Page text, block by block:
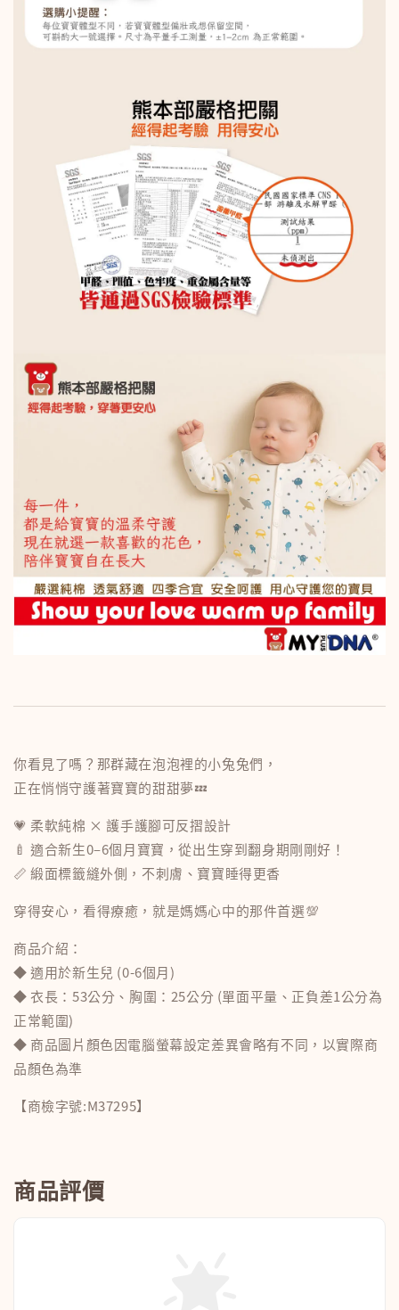
你看見了嗎？那群藏在泡泡裡的小兔兔們，
正在悄悄守護著寶寶的甜甜夢💤
💗 柔軟純棉 × 護手護腳可反摺設計
🍼 適合新生0–6個月寶寶，從出生穿到翻身期剛剛好！
📏 緞面標籤縫外側，不刺膚、寶寶睡得更香
穿得安心，看得療癒，就是媽媽心中的那件首選💯
商品介紹：
◆ 適用於新生兒 (0-6個月)
◆ 衣長：53公分、胸圍：25公分 (單面平量、正負差1公分為
正常範圍)
◆ 商品圖片顏色因電腦螢幕設定差異會略有不同，以實際商
品顏色為準
【商檢字號:M37295】
商品評價